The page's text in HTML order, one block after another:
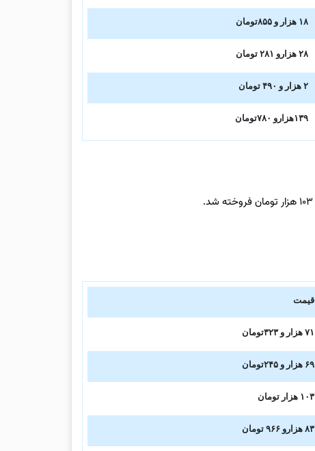
۱۸ هزار و ۸۵۵تومان
۲۸ هزارو ۲۸۱ تومان
۲ هزار و ۴۹۰ تومان
۱۳۹هزارو ۷۸۰تومان
قیمت
۷۱ هزار و ۳۲۳تومان
۶۹ هزار و ۲۴۵تومان
۱۰۳ هزار تومان
۸۳ هزارو ۹۶۶ ت ومان